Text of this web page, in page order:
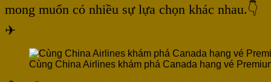
mong muốn có nhiều sự lựa chọn khác nhau.👇
✈
Cùng China Airlines khám phá Canada hạng vé